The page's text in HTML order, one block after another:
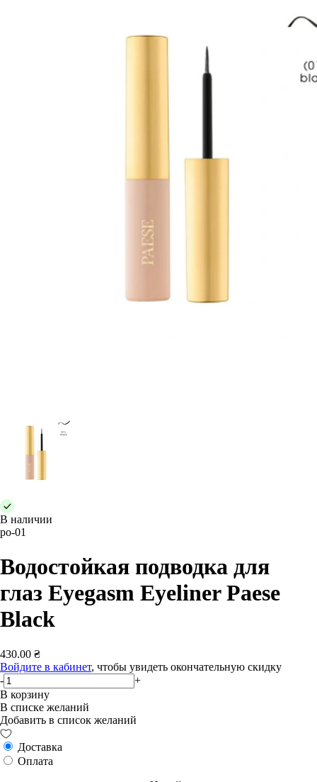
В наличии
po-01
Водостойкая подводка для
глаз Eyegasm Eyeliner Paese
Black
430.00 ₴
Войдите в кабинет, чтобы увидеть окончательную скидку
-
+
В корзину
В списке желаний
Добавить в список желаний
Доставка
Оплата